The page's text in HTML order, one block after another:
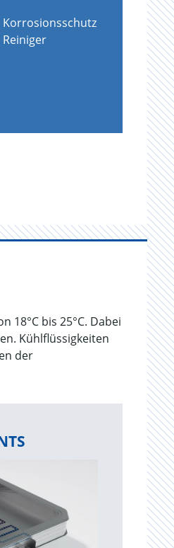
Korrosionsschutz
Reiniger
bis 25°C. Dabei
Kühlflüssigkeiten
der